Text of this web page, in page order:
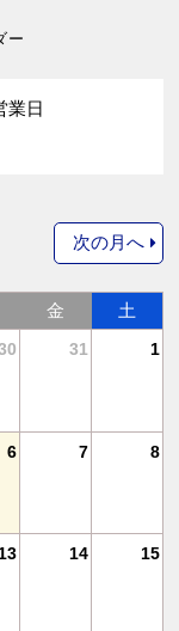
ー
業日
金 土
31 1
6 7 8
13 14 15
次の月へ